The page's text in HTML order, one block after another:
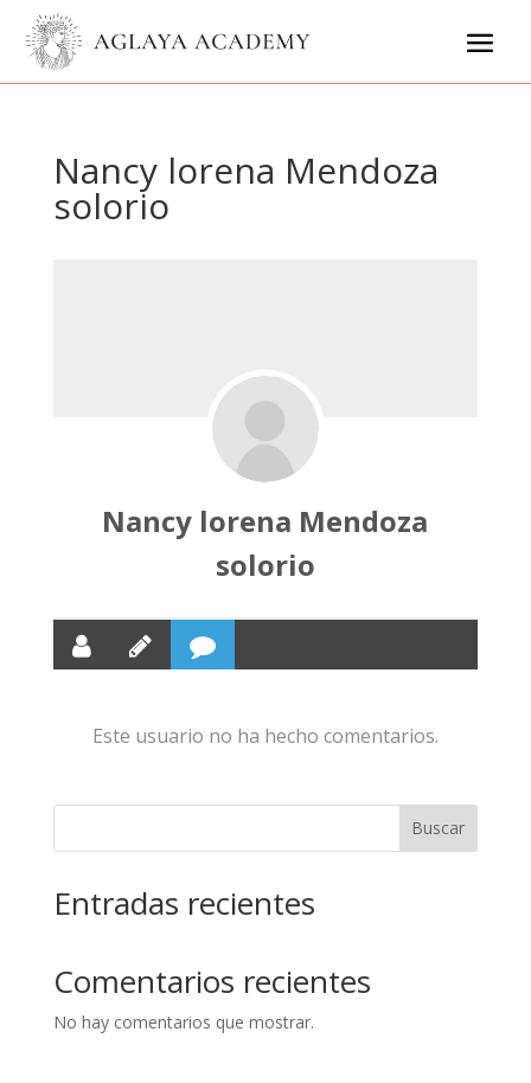
Nancy lorena Mendoza
solorio
Nancy lorena Mendoza
solorio
Este usuario no ha hecho comentarios.
Buscar
Entradas recientes
Comentarios recientes
No hay comentarios que mostrar.